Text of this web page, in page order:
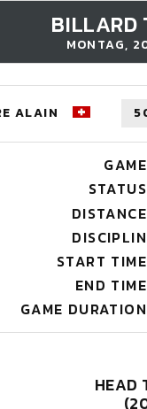
BILLARD
MONTAG,
ALAIN
GAME
STATUS
DISTANCE
DISCIPLIN
START TIME
END TIME
GAME DURATION
HEAD